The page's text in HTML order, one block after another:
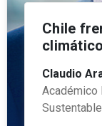
Chile
climático
Claudio
Académico
Sustentable